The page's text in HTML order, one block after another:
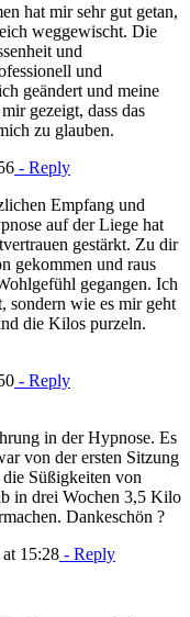
hat mir sehr gut getan,
weggewischt. Die
und
und
geändert und meine
gezeigt, dass das
zu glauben.
- Reply
Empfang und
auf der Liege hat
gestärkt. Zu dir
gekommen und raus
gegangen. Ich
sondern wie es mir geht
die Kilos purzeln.
- Reply
in der Hypnose. Es
von der ersten Sitzung
Süßigkeiten von
in drei Wochen 3,5 Kilo
Dankeschön ?
15:28 - Reply